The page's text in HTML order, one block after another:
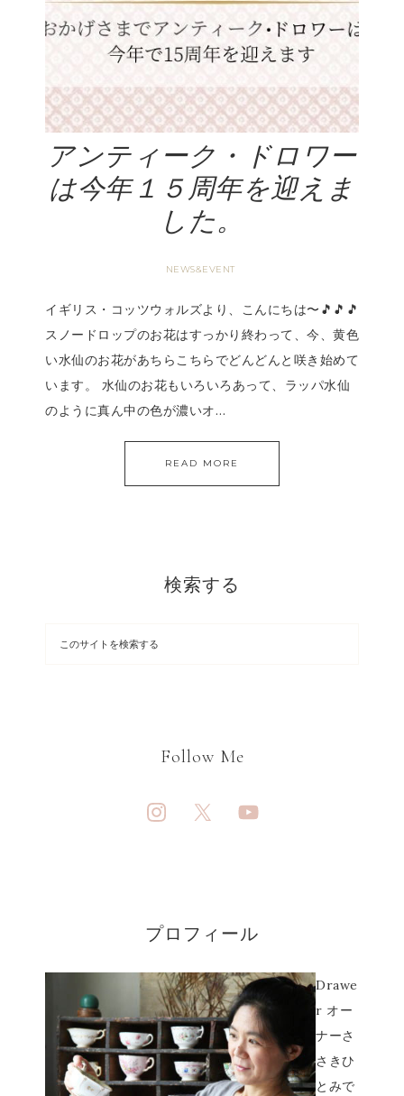
アンティーク・ドロワー
は今年１５周年を迎えま
した。
NEWS&EVENT
イギリス・コッツウォルズより、こんにちは〜🎵🎵🎵
スノードロップのお花はすっかり終わって、今、黄色
い水仙のお花があちらこちらでどんどんと咲き始めて
います。 水仙のお花もいろいろあって、ラッパ水仙
のように真ん中の色が濃いオ…
READ MORE
検索する
Follow Me
プロフィール
Drawe
r オー
ナーさ
さきひ
とみで